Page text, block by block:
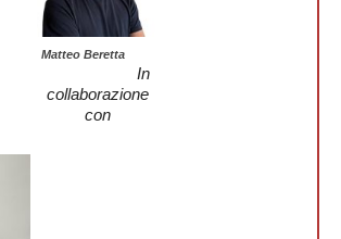
Matteo Beretta
In
collaborazione
con